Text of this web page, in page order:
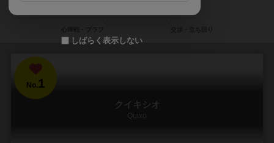
No.1
クイキシオ
Quixo
しばらく表示しない